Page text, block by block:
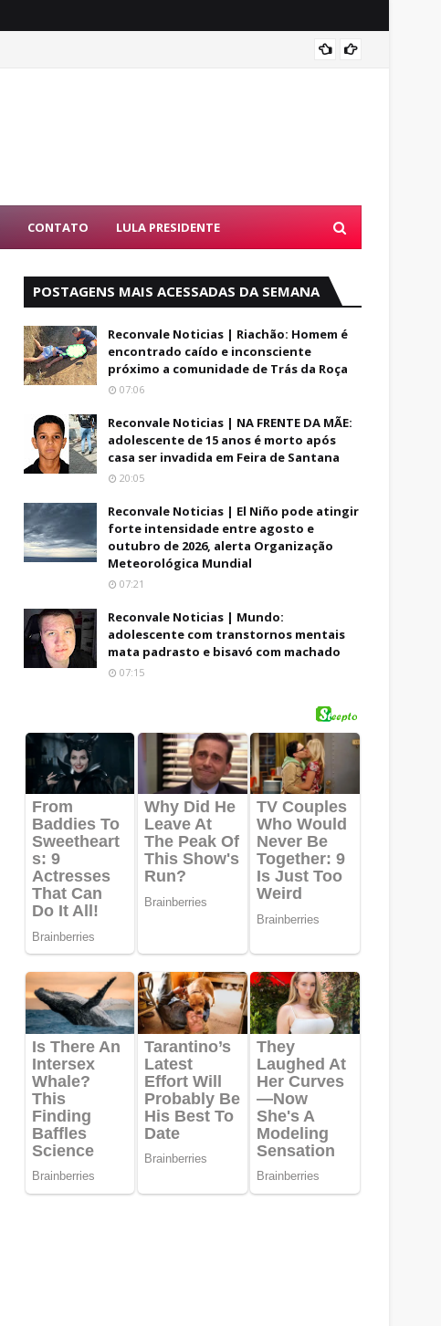
CONTATO LULA PRESIDENTE
POSTAGENS MAIS ACESSADAS DA SEMANA
Reconvale Noticias | Riachão: Homem é
encontrado caído e inconsciente
próximo a comunidade de Trás da Roça
07:06
Reconvale Noticias | NA FRENTE DA MÃE:
adolescente de 15 anos é morto após
casa ser invadida em Feira de Santana
20:05
Reconvale Noticias | El Niño pode atingir
forte intensidade entre agosto e
outubro de 2026, alerta Organização
Meteorológica Mundial
07:21
Reconvale Noticias | Mundo:
adolescente com transtornos mentais
mata padrasto e bisavó com machado
07:15